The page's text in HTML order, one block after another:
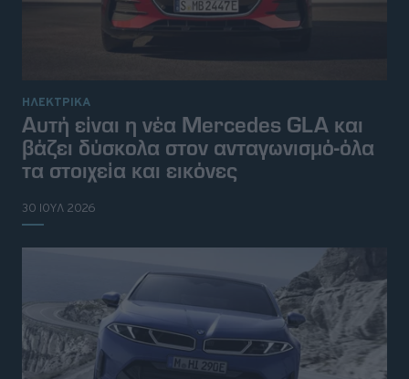
ΗΛΕΚΤΡΙΚΑ
Αυτή είναι η νέα Mercedes GLA και
βάζει δύσκολα στον ανταγωνισμό-όλα
τα στοιχεία και εικόνες
30 ΙΟΥΛ 2026